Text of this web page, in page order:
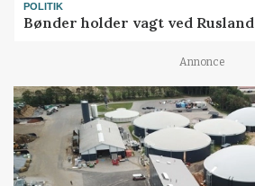
POLITIK
Bønder holder vagt ved Rusland
Annonce